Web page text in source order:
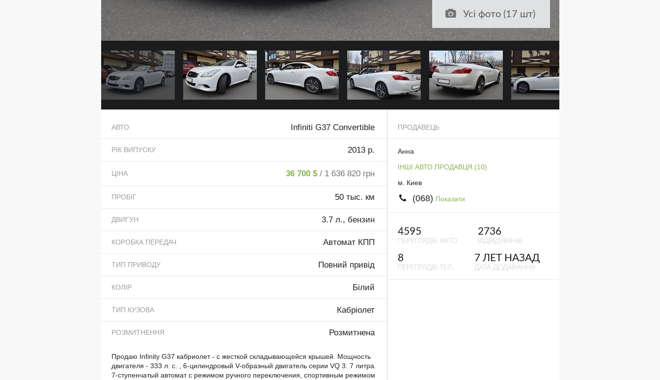
Усі фото (17 шт)
АВТО Infiniti G37 Convertible
РІК ВИПУСКУ 2013 р.
ЦІНА 36 700 $ / 1 636 820 грн
ПРОБІГ 50 тыс. км
ДВИГУН 3.7 л., бензин
КОРОБКА ПЕРЕДАЧ Автомат КПП
ТИП ПРИВОДУ Повний привід
КОЛІР Білий
ТИП КУЗОВА Кабріолет
РОЗМИТНЕННЯ Розмитнена
Продаю Infinity G37 кабриолет - с жесткой складывающейся крышей. Мощность
двигателя - 333 л. с. , 6-цилиндровый V-образный двигатель серии VQ 3. 7 литра.
7-ступенчатый автомат с режимом ручного переключения, спортивным режимом
ПРОДАВЕЦЬ
Анна
ІНШІ АВТО ПРОДАВЦЯ (10)
м. Киев
(068) Показати
4595
ПЕРЕГЛЯДІВ АВТО
2736
ВІДВІДУВАЧІВ
8
ПЕРЕГЛЯДІВ ТЕЛ.
7 ЛЕТ НАЗАД
ДАТА ДОДАВАННЯ